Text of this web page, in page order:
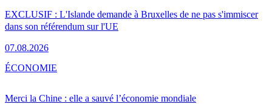
EXCLUSIF : L'Islande demande à Bruxelles de ne pas s'immiscer
dans son référendum sur l'UE
07.08.2026
Merci la Chine : elle a sauvé l’économie mondiale
ÉCONOMIE